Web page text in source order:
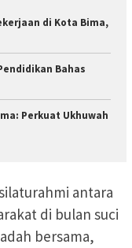
di Kota Bima,
Bahas
Perkuat Ukhuwah
antara
di bulan suci
bersama,